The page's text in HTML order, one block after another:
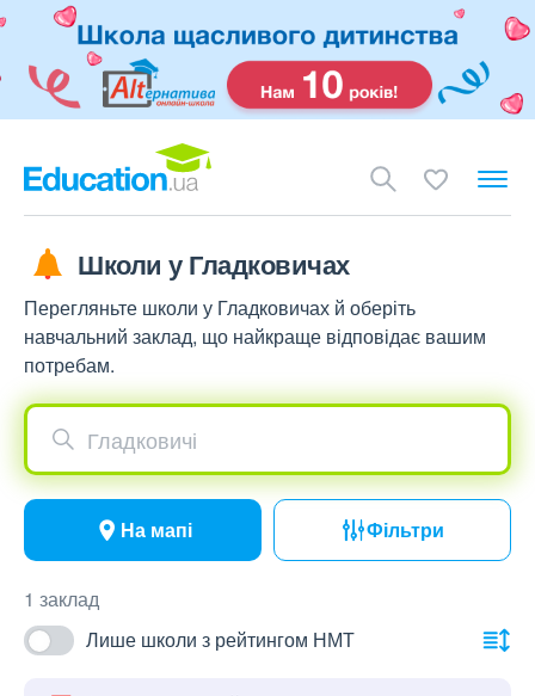
Школи у Гладковичах
Перегляньте школи у Гладковичах й оберіть
навчальний заклад, що найкраще відповідає вашим
потребам.
Гладковичі
На мапі Фільтри
1 заклад
Лише школи з рейтингом НМТ